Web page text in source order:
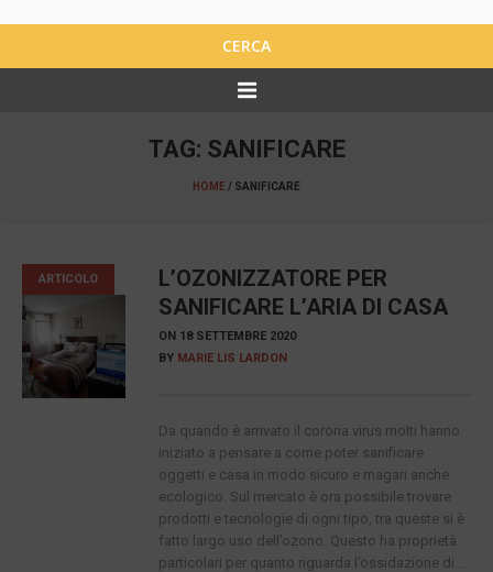
CERCA
TAG: SANIFICARE
HOME/ SANIFICARE
ARTICOLO
L’OZONIZZATORE PER
SANIFICARE L’ARIA DI CASA
ON 18 SETTEMBRE 2020
BY MARIE LIS LARDON
Da quando è arrivato il corona virus molti hanno
iniziato a pensare a come poter sanificare
oggetti e casa in modo sicuro e magari anche
ecologico. Sul mercato è ora possibile trovare
prodotti e tecnologie di ogni tipo, tra queste si è
fatto largo uso dell’ozono. Questo ha proprietà
particolari per quanto riguarda l’ossidazione di...